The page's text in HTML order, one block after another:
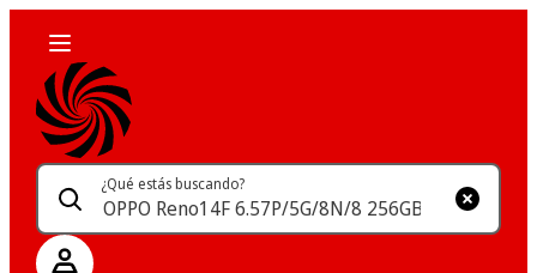
¿Qué estás buscando?